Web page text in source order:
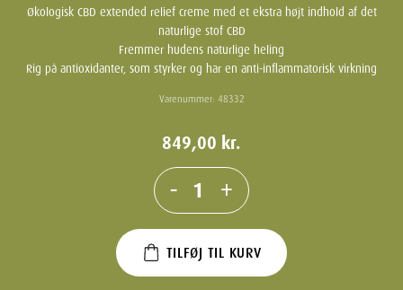
Økologisk CBD extended relief creme med et ekstra højt indhold af det
naturlige stof CBD
Fremmer hudens naturlige heling
Rig på antioxidanter, som styrker og har en anti-inflammatorisk virkning
Varenummer: 48332
849,00 kr.
- +
TILFØJ TIL KURV